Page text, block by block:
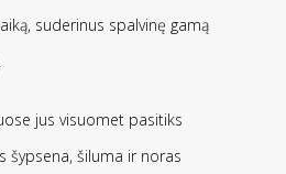
suderinus spalvinę gamą
jus visuomet pasitiks
šypsena, šiluma ir noras